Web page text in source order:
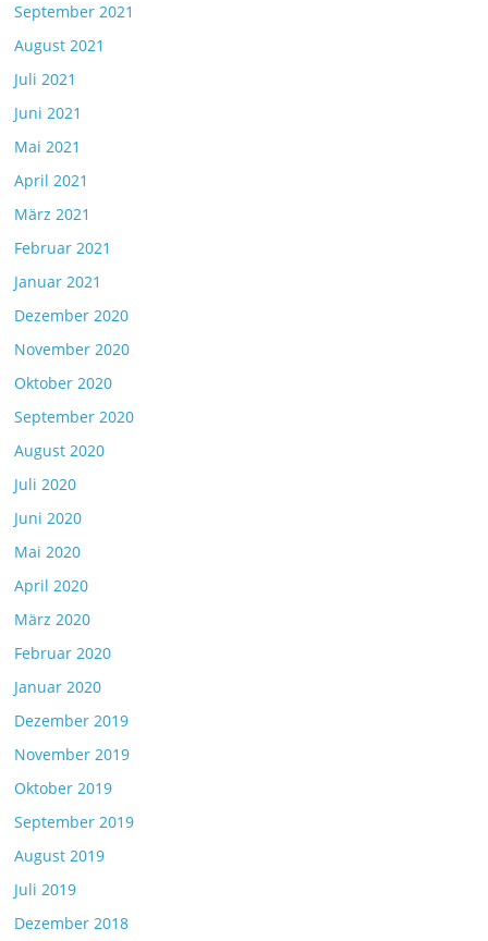
September 2021
August 2021
Juli 2021
Juni 2021
Mai 2021
April 2021
März 2021
Februar 2021
Januar 2021
Dezember 2020
November 2020
Oktober 2020
September 2020
August 2020
Juli 2020
Juni 2020
Mai 2020
April 2020
März 2020
Februar 2020
Januar 2020
Dezember 2019
November 2019
Oktober 2019
September 2019
August 2019
Juli 2019
Dezember 2018